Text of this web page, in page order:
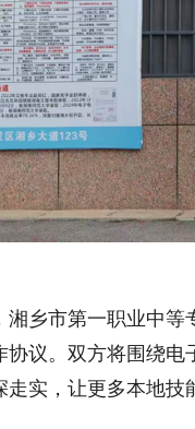
湘乡市第一职业中
协议。双方将围绕
走实，让更多本地技